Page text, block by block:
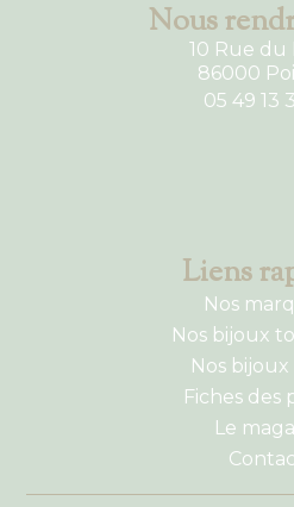
Nous
10 Rue du
86000
05 49 13
Liens
Nos
Nos bijoux
Nos
Fiches des
Le